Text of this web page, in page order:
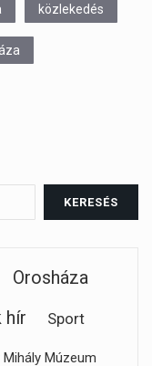
közlekedés
Orosháza
hír Sport
Múzeum